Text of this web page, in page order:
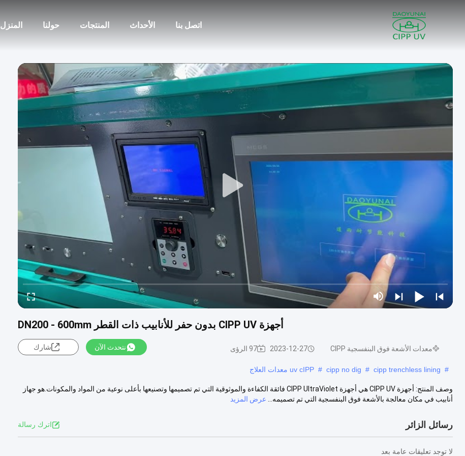
المنزل حولنا المنتجات الأحداث اتصل بنا
أجهزة CIPP UV بدون حفر للأنابيب ذات القطر DN200 - 600mm
معدات الأشعة فوق البنفسجية CIPP 2023-12-27 97 الرؤى نتحدث الآن شارك
#
cipp trenchless lining
#
cipp no ​​dig
# uv cIPP معدات العلاج
وصف المنتج: أجهزة CIPP UV هي أجهزة CIPP UltraViolet فائقة الكفاءة والموثوقية التي تم تصميمها وتصنيعها بأعلى نوعية من المواد والمكونات.هو جهاز
أنابيب في مكان معالجة بالأشعة فوق البنفسجية التي تم تصميمه...
عرض المزيد
رسائل الزائر اترك رسالة
لا توجد تعليقات عامة بعد